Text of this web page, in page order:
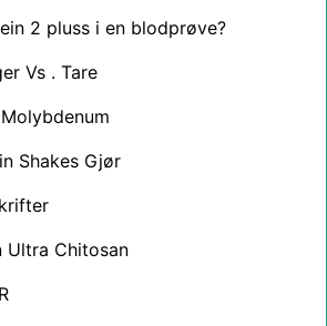
2 pluss i en blodprøve?
Vs . Tare
Shakes Gjør
Ultra Chitosan